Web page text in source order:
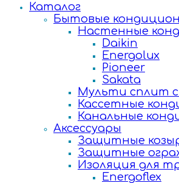
Каталог
Бытовые
Настенные
Daikin
Energolux
Pioneer
Sakata
Мульти сплит
Кассетные
Канальные
Аксессуары
Защитные
Защитные
Изоляция для
Energoflex